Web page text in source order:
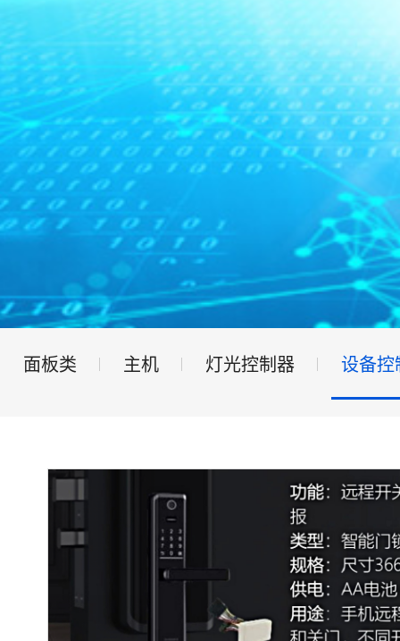
面板类 主机 灯光控制器 设备控